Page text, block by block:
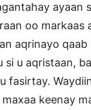
ayaan
oo markaas
aqrinayo
si u aqristaan,
fasirtay.
keenay